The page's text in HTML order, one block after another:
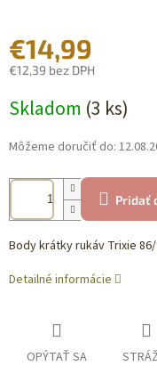
€14,99
€12,39 bez DPH
cena:
Skladom (3 ks)
Môžeme doručiť do:
Pridať
Body krátky rukáv Trixie
Detailné informácie
OPÝTAŤ SA